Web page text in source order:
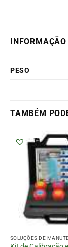
PESO
TAMBÉM
SOLUÇÕES DE